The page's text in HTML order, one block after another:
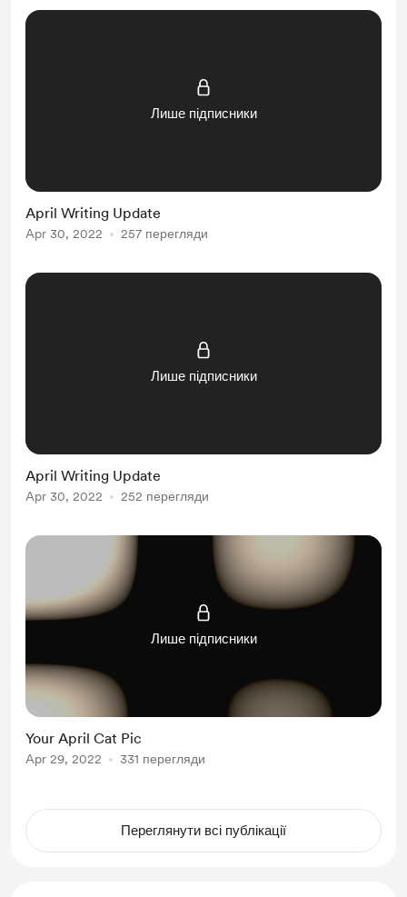
Лише підписники
April Writing Update
Apr 30, 2022 257 перегляди
Лише підписники
April Writing Update
Apr 30, 2022 252 перегляди
Лише підписники
Your April Cat Pic
Apr 29, 2022 331 перегляди
Переглянути всі публікації